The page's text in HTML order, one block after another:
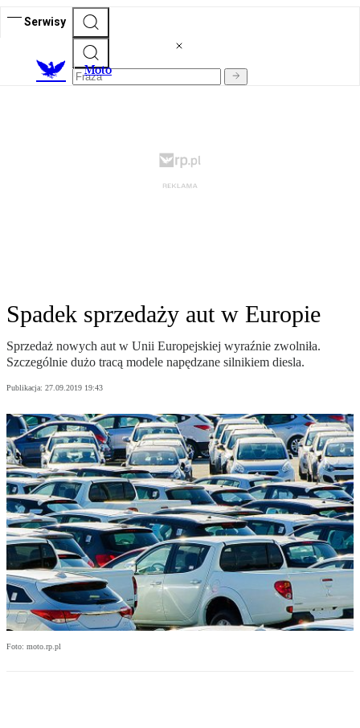
Serwisy
Moto
Spadek sprzedaży aut w Europie
Sprzedaż nowych aut w Unii Europejskiej wyraźnie zwolniła.
Szczególnie dużo tracą modele napędzane silnikiem diesla.
Publikacja: 27.09.2019 19:43
Foto: moto.rp.pl